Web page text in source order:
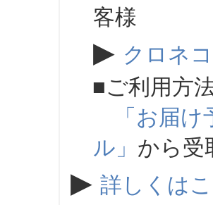
客様
▶ クロネ
■ご利用方
「お届
ル」 から受
▶ 詳しくは